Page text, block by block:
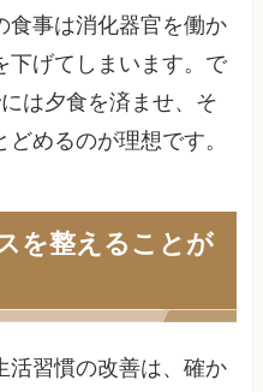
食事は消化器官を働か
下げてしまいます。で
は夕食を済ませ、そ
めるのが理想です。
を整えることが
活習慣の改善は、確か